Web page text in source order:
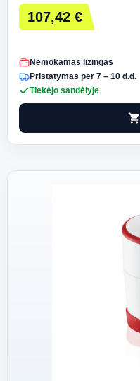
107,42 €
Nemokamas lizingas
Pristatymas per 7 – 10 d.d.
Tiekėjo sandėlyje
shopping_cart